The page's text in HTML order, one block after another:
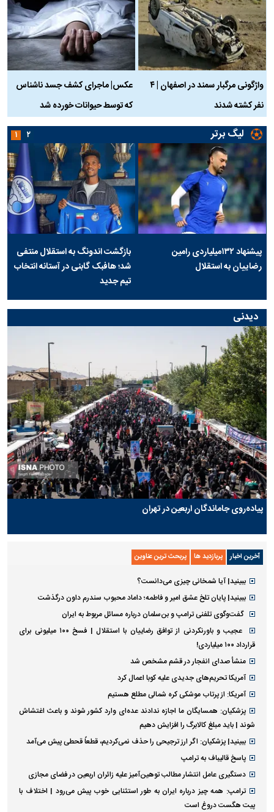
واژگونی مرگبار سمند در اصفهان | ۴
نفر کشته شدند
عکس| ماجرای کشف جسد ناشناس
که توسط حیوانات خورده شد
لیگ برتر
پیشنهاد ۱۳۲میلیاردی رامین
رضاییان به استقلال
بازگشت اندونگ به استقلال منتفی
شد؛ هافبک گابنی در آستانه انتخاب
تیم جدید
۱ ۲
دیدنی
پیاده‌روی جاماندگان اربعین در تهران
آخرین اخبار پربازدید ها پربحث ترین عناوین
ببینید| آیا شمخانی چیزی می‌دانست؟
ببینید| پایان تلخ عشق امیر و فاطمه؛ داماد محبوب سندرم داون درگذشت
گفت‌وگوی تلفنی ترامپ و بن‌سلمان درباره مسائل مربوط به ایران
عجیب و باورنکردنی از توافق رضاییان با استقلال | فسخ ۱۰۰ میلیونی برای
قرارداد ۱۰۰ میلیاردی!
منشأ صدای انفجار در قشم مشخص شد
آمریکا تحریم‌های جدیدی علیه کوبا اعمال کرد
آمریکا: از پرتاب موشکی کره شمالی مطلع هستیم
پزشکیان: همسایگان ما اجازه ندادند عده‌ای وارد کشور شوند و باعث اغتشاش
شوند | باید مبلغ کالابرگ را افزایش دهیم
ببینید| پزشکیان: اگر ارز ترجیحی را حذف نمی‌کردیم، قطعاً قحطی پیش می‌آمد
پاسخ قالیباف به ترامپ
دستگیری عامل انتشار مطالب توهین‌آمیز علیه زائران اربعین در فضای مجازی
ترامپ: همه چیز درباره ایران به طور استثنایی خوب پیش می‌رود | اختلاف با
پیت هگست دروغ است